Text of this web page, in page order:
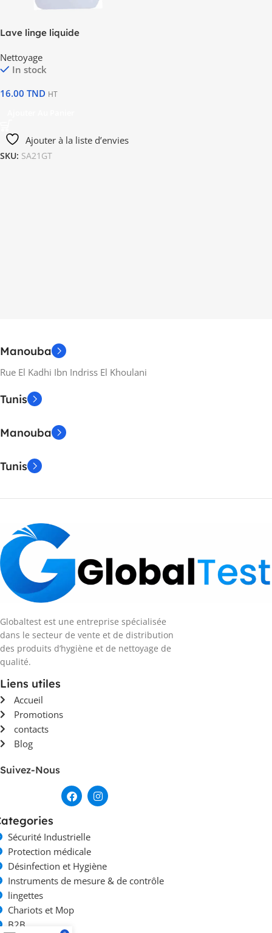
Lave linge liquide
Nettoyage
In stock
16.00 TND HT
Ajouter à la liste d’envies
SKU: SA21GT
Manouba
Rue El Kadhi Ibn Indriss El Khoulani
Tunis
Manouba
Tunis
Globaltest est une entreprise spécialisée
dans le secteur de vente et de distribution
des produits d’hygiène et de nettoyage de
qualité.
Liens utiles
Accueil
Promotions
contacts
Blog
Suivez-Nous
Sécurité Industrielle
Protection médicale
Désinfection et Hygiène
Instruments de mesure & de contrôle
lingettes
Chariots et Mop
B2B